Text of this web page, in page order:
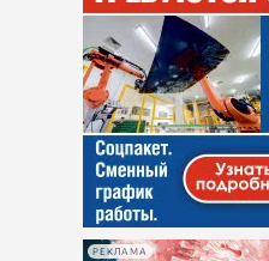
РЕКЛАМА